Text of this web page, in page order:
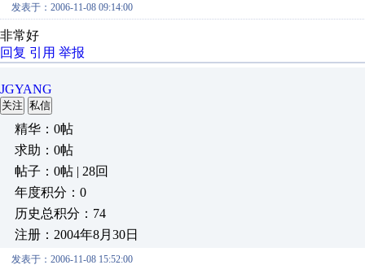
发表于：2006-11-08 09:14:00
非常好
回复 引用 举报
JGYANG
关注 私信
精华：0帖
求助：0帖
帖子：0帖 | 28回
年度积分：0
历史总积分：74
注册：2004年8月30日
发表于：2006-11-08 15:52:00